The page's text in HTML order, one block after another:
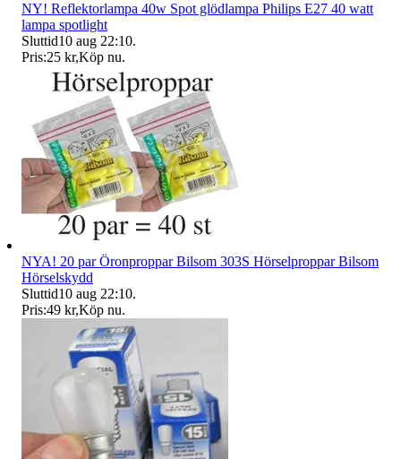
NY! Reflektorlampa 40w Spot glödlampa Philips E27 40 watt
lampa spotlight
Sluttid10 aug 22:10.
Pris:25 kr,Köp nu.
NYA! 20 par Öronproppar Bilsom 303S Hörselproppar Bilsom
Hörselskydd
Sluttid10 aug 22:10.
Pris:49 kr,Köp nu.